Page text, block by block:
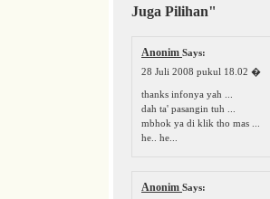
Juga Pilihan"
Anonim Says:
28 Juli 2008 pukul 18.02 �
thanks infonya yah ...
dah ta' pasangin tuh ...
mbhok ya di klik tho mas ...
he.. he...
Anonim Says: